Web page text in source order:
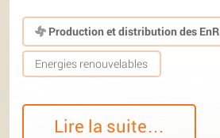
Production et distribution des EnR
Energies renouvelables
Lire la suite…